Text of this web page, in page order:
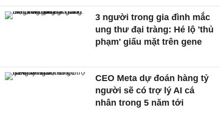
3 người trong gia đình mắc
ung thư đại tràng: Hé lộ 'thủ
phạm' giấu mặt trên gene
CEO Meta dự đoán hàng tỷ
người sẽ có trợ lý AI cá
nhân trong 5 năm tới